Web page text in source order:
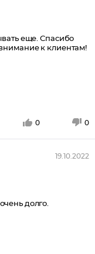
еще. Спасибо
к клиентам!
0 0
19.10.2022
долго.